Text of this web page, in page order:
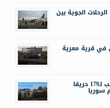
آب.. بدء الرحلات الجوية بين
في قرية معرية
الدفاع المدني يستجيب لـ179 حريقا
سوريا